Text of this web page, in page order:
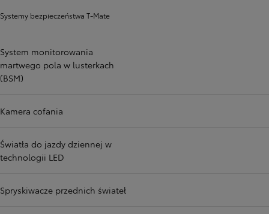
Systemy bezpieczeństwa T-Mate
System monitorowania
martwego pola w lusterkach
(BSM)
Kamera cofania
Światła do jazdy dziennej w
technologii LED
Spryskiwacze przednich świateł